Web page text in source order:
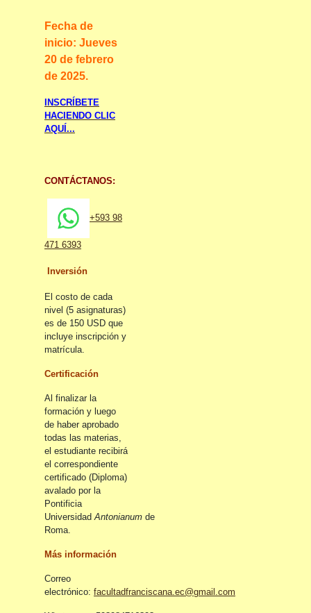
Fecha de
inicio: Jueves
20 de febrero
de 2025.
INSCRÍBETE
HACIENDO CLIC
AQUÍ...
CONTÁCTANOS:
+593 98
471 6393
Inversión
El costo de cada
nivel (5 asignaturas)
es de 150 USD que
incluye inscripción y
matrícula.
Certificación
Al finalizar la
formación y luego
de haber aprobado
todas las materias,
el estudiante recibirá
el correspondiente
certificado (Diploma)
avalado por la
Pontificia
UniversidadAntonianum de
Roma.
Más información
Correo
electrónico: facultadfranciscana.ec@gmail.com